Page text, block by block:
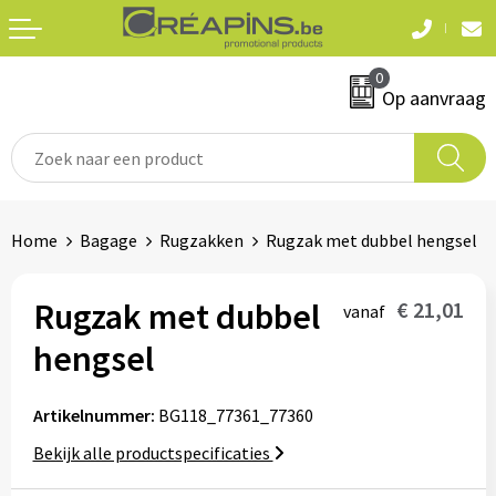
0
Op aanvraag
T-shirts
Sweaters en hoodies
Fleeces
Jassen
Hemden
Badtextiel & douche
Automerken
Snoepgoed
Waterflesjes
Schrijf & papierwaren
Home Bagage Rugzakken Rugzak met dubbel hengsel
Rugzak met dubbel
hengsel
vanaf € 21,01
Artikelnummer: BG118_77361_77360
Bekijk alle productspecificaties